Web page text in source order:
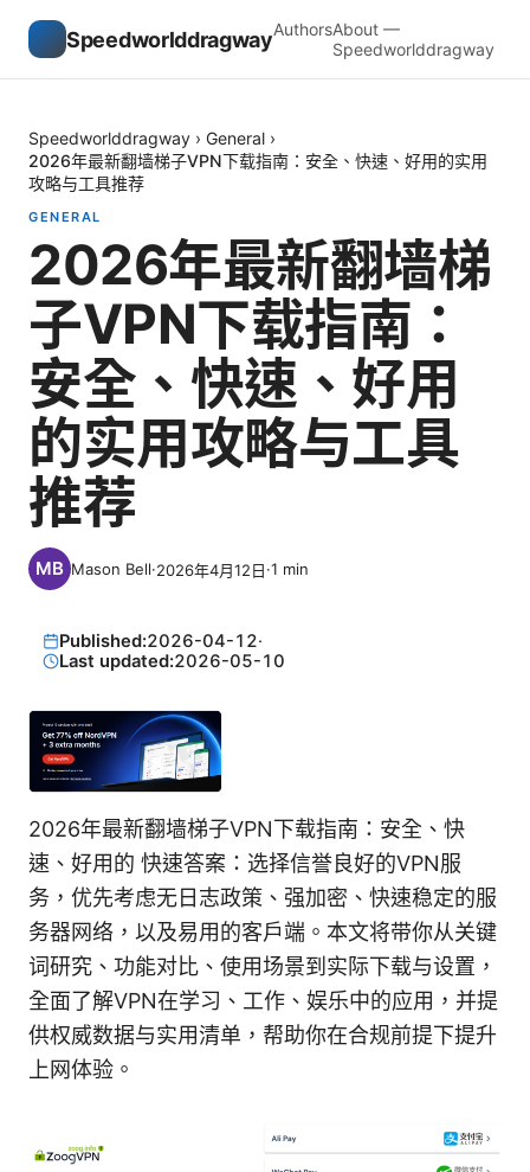
SpeedworlddragwayAuthorsAbout —
Speedworlddragway
Speedworlddragway › General ›
2026年最新翻墙梯子VPN下载指南：安全、快速、好用的实用
攻略与工具推荐
GENERAL
2026年最新翻墙梯
子VPN下载指南：
安全、快速、好用
的实用攻略与工具
推荐
Mason Bell·2026年4月12日·1 min
Published:2026-04-12·
Last updated:2026-05-10
2026年最新翻墙梯子VPN下载指南：安全、快
速、好用的 快速答案：选择信誉良好的VPN服
务，优先考虑无日志政策、强加密、快速稳定的服
务器网络，以及易用的客户端。本文将带你从关键
词研究、功能对比、使用场景到实际下载与设置，
全面了解VPN在学习、工作、娱乐中的应用，并提
供权威数据与实用清单，帮助你在合规前提下提升
上网体验。